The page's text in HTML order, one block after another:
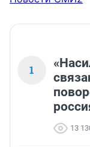
1
13